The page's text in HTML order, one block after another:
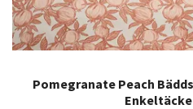
Pomegranate Peach
Enkeltäcke